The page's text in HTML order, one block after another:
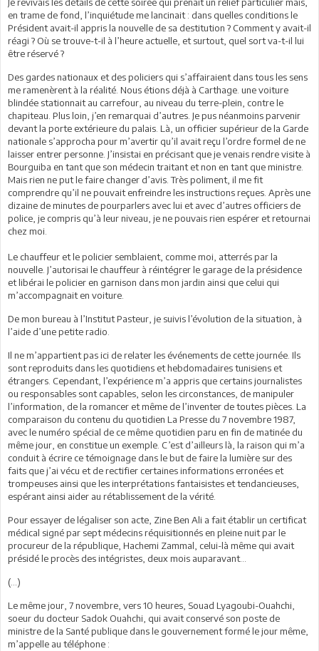
en trame de fond, l’inquiétude me lancinait : dans quelles conditions le
Président avait-il appris la nouvelle de sa destitution ? Comment y avait-il
réagi ? Où se trouve-t-il à l’heure actuelle, et surtout, quel sort va-t-il lui
être réservé ?
Des gardes nationaux et des policiers qui s’affairaient dans tous les sens
me ramenèrent à la réalité. Nous étions déjà à Carthage. une voiture
blindée stationnait au carrefour, au niveau du terre-plein, contre le
chapiteau. Plus loin, j’en remarquai d’autres. Je pus néanmoins parvenir
devant la porte extérieure du palais. Là, un officier supérieur de la Garde
nationale s’approcha pour m’avertir qu’il avait reçu l’ordre formel de ne
laisser entrer personne. J’insistai en précisant que je venais rendre visite à
Bourguiba en tant que son médecin traitant et non en tant que ministre.
Mais rien ne put le faire changer d’avis. Très poliment, il me fit
comprendre qu’il ne pouvait enfreindre les instructions reçues. Après une
dizaine de minutes de pourparlers avec lui et avec d’autres officiers de
police, je compris qu’à leur niveau, je ne pouvais rien espérer et retournai
chez moi.
Le chauffeur et le policier semblaient, comme moi, atterrés par la
nouvelle. J’autorisai le chauffeur à réintégrer le garage de la présidence
et libérai le policier en garnison dans mon jardin ainsi que celui qui
m’accompagnait en voiture.
De mon bureau à l’Institut Pasteur, je suivis l’évolution de la situation, à
l’aide d’une petite radio.
Il ne m’appartient pas ici de relater les événements de cette journée. Ils
sont reproduits dans les quotidiens et hebdomadaires tunisiens et
étrangers. Cependant, l’expérience m’a appris que certains journalistes
ou responsables sont capables, selon les circonstances, de manipuler
l’information, de la romancer et même de l’inventer de toutes pièces. La
comparaison du contenu du quotidien La Presse du 7 novembre 1987,
avec le numéro spécial de ce même quotidien paru en fin de matinée du
même jour, en constitue un exemple. C’est d’ailleurs là, la raison qui m’a
conduit à écrire ce témoignage dans le but de faire la lumière sur des
faits que j’ai vécu et de rectifier certaines informations erronées et
trompeuses ainsi que les interprétations fantaisistes et tendancieuses,
espérant ainsi aider au rétablissement de la vérité.
Pour essayer de légaliser son acte, Zine Ben Ali a fait établir un certificat
médical signé par sept médecins réquisitionnés en pleine nuit par le
procureur de la république, Hachemi Zammal, celui-là même qui avait
présidé le procès des intégristes, deux mois auparavant...
(...)
Le même jour, 7 novembre, vers 10 heures, Souad Lyagoubi-Ouahchi,
soeur du docteur Sadok Ouahchi, qui avait conservé son poste de
ministre de la Santé publique dans le gouvernement formé le jour même,
m’appelle au téléphone :